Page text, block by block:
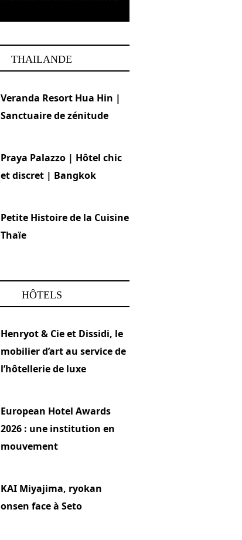
THAILANDE
Veranda Resort Hua Hin |
Sanctuaire de zénitude
Praya Palazzo | Hôtel chic
et discret | Bangkok
Petite Histoire de la Cuisine
Thaïe
HÔTELS
Henryot & Cie et Dissidi, le
mobilier d’art au service de
l’hôtellerie de luxe
European Hotel Awards
2026 : une institution en
mouvement
KAI Miyajima, ryokan
onsen face à Seto